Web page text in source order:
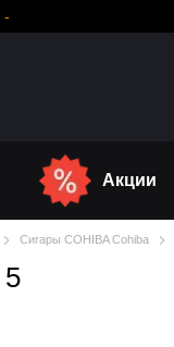
-
Акции
Сигары COHIBA Cohiba